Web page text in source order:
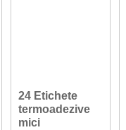
24 Etichete
termoadezive
mici